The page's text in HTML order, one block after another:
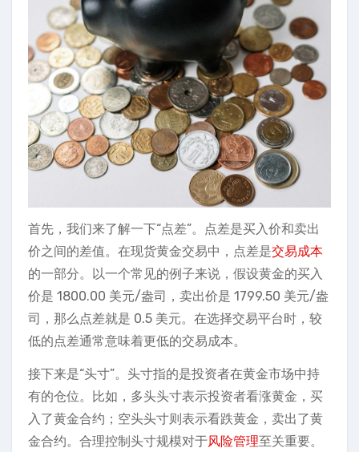
首先，我们来了解一下“点差”。点差是买入价和卖出
价之间的差值。在现货黄金交易中，点差是交易成本
的一部分。以一个常见的例子来说，假设黄金的买入
价是 1800.00 美元/盎司，卖出价是 1799.50 美元/盎
司，那么点差就是 0.5 美元。在选择交易平台时，较
低的点差通常意味着更低的交易成本。
接下来是“头寸”。头寸指的是投资者在黄金市场中持
有的仓位。比如，多头头寸表示投资者看涨黄金，买
入了黄金合约；空头头寸则表示看跌黄金，卖出了黄
金合约。合理控制头寸规模对于风险管理至关重要。